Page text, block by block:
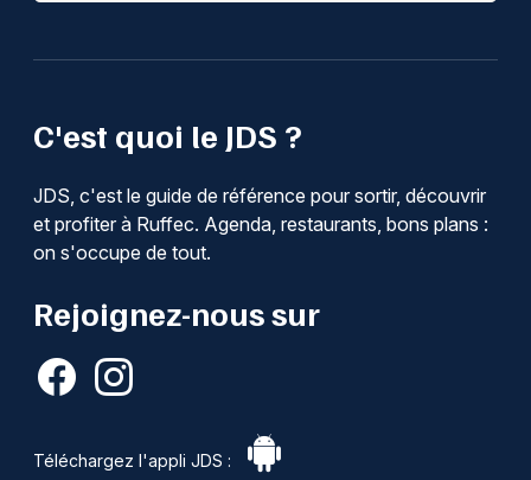
C'est quoi le JDS ?
JDS, c'est le guide de référence pour sortir, découvrir
et profiter à Ruffec. Agenda, restaurants, bons plans :
on s'occupe de tout.
Rejoignez-nous sur
Téléchargez l'appli JDS :